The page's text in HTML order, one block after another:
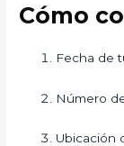
Cómo
Fecha de
Número
Ubicación